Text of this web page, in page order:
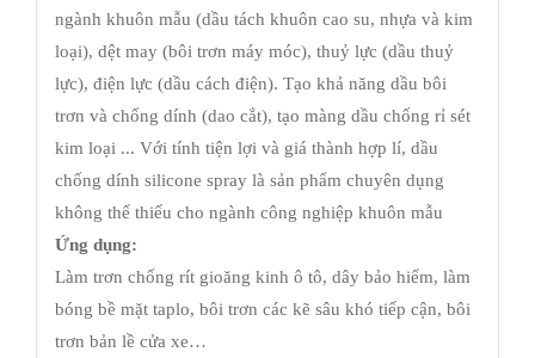
ngành khuôn mẫu (dầu tách khuôn cao su, nhựa và kim
loại), dệt may (bôi trơn máy móc), thuỷ lực (dầu thuỷ
lực), điện lực (dầu cách điện). Tạo khả năng dầu bôi
trơn và chống dính (dao cắt), tạo màng dầu chống rỉ sét
kim loại ... Với tính tiện lợi và giá thành hợp lí, dầu
chống dính silicone spray là sản phẩm chuyên dụng
không thể thiếu cho ngành công nghiệp khuôn mẫu
Ứng dụng:
Làm trơn chống rít gioăng kinh ô tô, dây bảo hiểm, làm
bóng bề mặt taplo, bôi trơn các kẽ sâu khó tiếp cận, bôi
trơn bản lề cửa xe…